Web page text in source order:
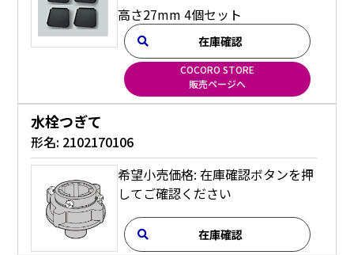
高さ27mm 4個セット
在庫確認
COCORO STORE
販売ページへ
水栓つぎて
形名: 2102170106
希望小売価格: 在庫確認ボタンを押
してご確認ください
在庫確認